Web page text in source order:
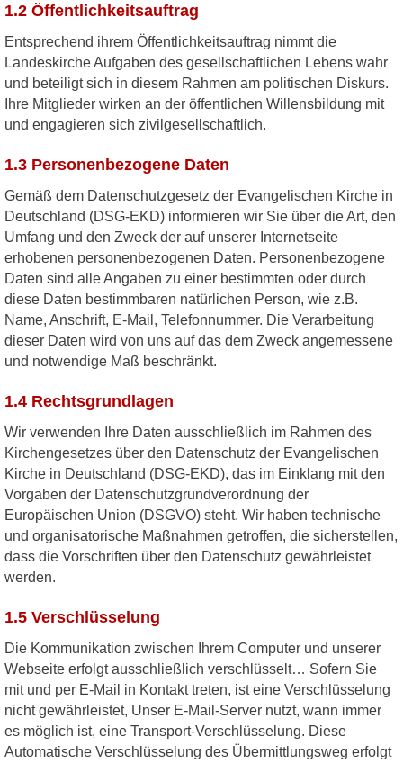
1.2 Öffentlichkeitsauftrag
Entsprechend ihrem Öffentlichkeitsauftrag nimmt die
Landeskirche Aufgaben des gesellschaftlichen Lebens wahr
und beteiligt sich in diesem Rahmen am politischen Diskurs.
Ihre Mitglieder wirken an der öffentlichen Willensbildung mit
und engagieren sich zivilgesellschaftlich.
1.3 Personenbezogene Daten
Gemäß dem Datenschutzgesetz der Evangelischen Kirche in
Deutschland (DSG-EKD) informieren wir Sie über die Art, den
Umfang und den Zweck der auf unserer Internetseite
erhobenen personenbezogenen Daten. Personenbezogene
Daten sind alle Angaben zu einer bestimmten oder durch
diese Daten bestimmbaren natürlichen Person, wie z.B.
Name, Anschrift, E-Mail, Telefonnummer. Die Verarbeitung
dieser Daten wird von uns auf das dem Zweck angemessene
und notwendige Maß beschränkt.
1.4 Rechtsgrundlagen
Wir verwenden Ihre Daten ausschließlich im Rahmen des
Kirchengesetzes über den Datenschutz der Evangelischen
Kirche in Deutschland (DSG-EKD), das im Einklang mit den
Vorgaben der Datenschutzgrundverordnung der
Europäischen Union (DSGVO) steht. Wir haben technische
und organisatorische Maßnahmen getroffen, die sicherstellen,
dass die Vorschriften über den Datenschutz gewährleistet
werden.
1.5 Verschlüsselung
Die Kommunikation zwischen Ihrem Computer und unserer
Webseite erfolgt ausschließlich verschlüsselt… Sofern Sie
mit und per E-Mail in Kontakt treten, ist eine Verschlüsselung
nicht gewährleistet, Unser E-Mail-Server nutzt, wann immer
es möglich ist, eine Transport-Verschlüsselung. Diese
Automatische Verschlüsselung des Übermittlungsweg erfolgt